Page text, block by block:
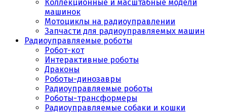
Коллекционные и масштабные модели
машинок
Мотоциклы на радиоуправлении
Запчасти для радиоуправляемых машин
Радиоуправляемые роботы
Робот-кот
Интерактивные роботы
Драконы
Роботы-динозавры
Радиоуправляемые роботы
Роботы-трансформеры
Радиоуправляемые собаки и кошки